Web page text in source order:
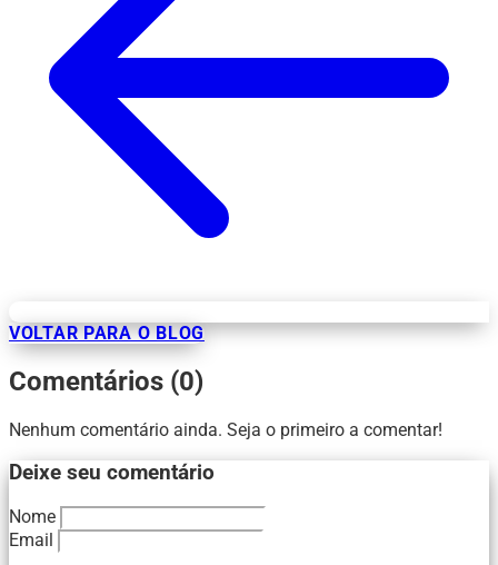
VOLTAR PARA O BLOG
Comentários (0)
Nenhum comentário ainda. Seja o primeiro a comentar!
Deixe seu comentário
Nome
Email